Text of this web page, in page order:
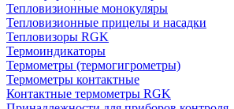
Тепловизионные монокуляры
Тепловизионные прицелы и насадки
Тепловизоры RGK
Термоиндикаторы
Термометры (термогигрометры)
Термометры контактные
Контактные термометры RGK